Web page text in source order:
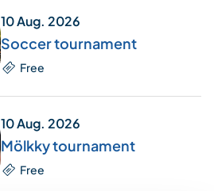
10 Aug. 2026
Soccer tournament
Free
10 Aug. 2026
Mölkky tournament
Free